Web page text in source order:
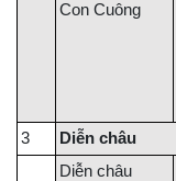
Con Cuông
3
Diễn châu
Diễn châu